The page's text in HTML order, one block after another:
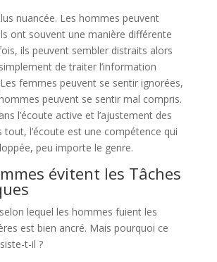
nuancée. Les hommes peuvent
ont souvent une manière différente
ils peuvent sembler distraits alors
de traiter l’information
femmes peuvent se sentir ignorées,
peuvent se sentir mal compris.
l’écoute active et l’ajustement des
tout, l’écoute est une compétence qui
peu importe le genre.
évitent les Tâches
lequel les hommes fuient les
est bien ancré. Mais pourquoi ce
t-il ?